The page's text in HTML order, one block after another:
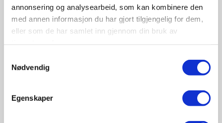
annonsering og analysearbeid, som kan kombinere den
med annen informasjon du har gjort tilgjengelig for dem,
eller som de har samlet inn gjennom din bruk av
Nødvendig
Egenskaper
Havbruk sjøfart offshore